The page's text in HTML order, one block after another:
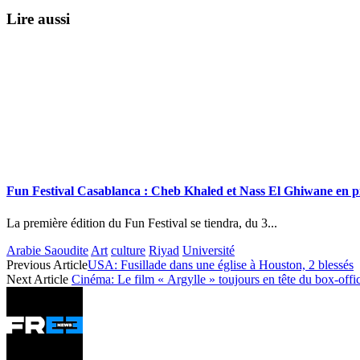
Lire aussi
Fun Festival Casablanca : Cheb Khaled et Nass El Ghiwane en
La première édition du Fun Festival se tiendra, du 3...
Arabie Saoudite Art culture Riyad Université
Previous ArticleUSA: Fusillade dans une église à Houston, 2 blessés
Next Article Cinéma: Le film « Argylle » toujours en tête du box-